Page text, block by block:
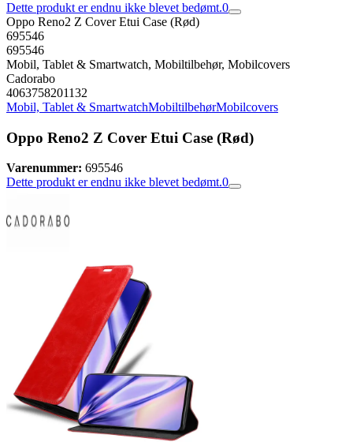
Dette produkt er endnu ikke blevet bedømt.0
Oppo Reno2 Z Cover Etui Case (Rød)
695546
695546
Mobil, Tablet & Smartwatch, Mobiltilbehør, Mobilcovers
Cadorabo
4063758201132
Mobil, Tablet & SmartwatchMobiltilbehørMobilcovers
Oppo Reno2 Z Cover Etui Case (Rød)
Varenummer: 695546
Dette produkt er endnu ikke blevet bedømt.0